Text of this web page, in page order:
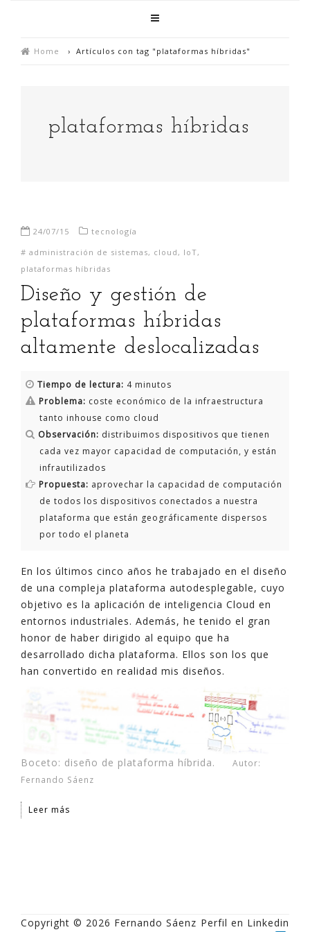
Home › Artículos con tag "plataformas híbridas"
plataformas híbridas
24/07/15
tecnología
# administración de sistemas, cloud , IoT,
plataformas híbridas
Diseño y gestión de
plataformas híbridas
altamente deslocalizadas
Tiempo de lectura: 4 minutos
Problema: coste económico de la infraestructura
tanto inhouse como cloud
Observación: distribuimos dispositivos que tienen
cada vez mayor capacidad de computación, y están
infrautilizados
Propuesta: aprovechar la capacidad de computación
de todos los dispositivos conectados a nuestra
plataforma que están geográficamente dispersos
por todo el planeta
En los últimos cinco años he trabajado en el diseño
de una compleja plataforma autodesplegable, cuyo
objetivo es la aplicación de inteligencia Cloud en
entornos industriales. Además, he tenido el gran
honor de haber dirigido al equipo que ha
desarrollado dicha plataforma. Ellos son los que
han convertido en realidad mis diseños.
Boceto: diseño de plataforma híbrida. Autor:
Fernando Sáenz
Leer más
Copyright © 2026 Fernando Sáenz Perfil en Linkedin